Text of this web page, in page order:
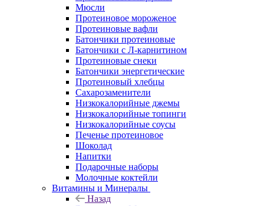
Мюсли
Протеиновое мороженое
Протеиновые вафли
Батончики протеиновые
Батончики с Л-карнитином
Протеиновые снеки
Батончики энергетические
Протеиновый хлебцы
Сахарозаменители
Низкокалорийные джемы
Низкокалорийные топинги
Низкокалорийные соусы
Печенье протеиновое
Шоколад
Напитки
Подарочные наборы
Молочные коктейли
Витамины и Минералы
Назад